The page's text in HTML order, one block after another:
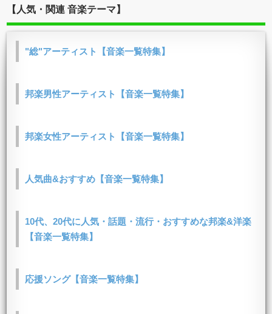
【人気・関連 音楽テーマ】
"総"アーティスト【音楽一覧特集】
邦楽男性アーティスト【音楽一覧特集】
邦楽女性アーティスト【音楽一覧特集】
人気曲&おすすめ【音楽一覧特集】
10代、20代に人気・話題・流行・おすすめな邦楽&洋楽
【音楽一覧特集】
応援ソング【音楽一覧特集】